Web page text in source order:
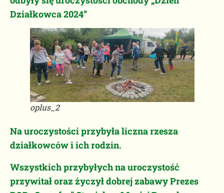
Działkowca 2024”
oplus_2
Na uroczystości przybyła liczna rzesza
działkowców i ich rodzin.
Wszystkich przybyłych na uroczystość
przywitał oraz życzył dobrej zabawy Prezes